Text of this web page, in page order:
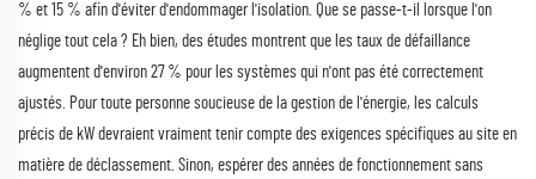
% et 15 % afin d'éviter d'endommager l'isolation. Que se passe-t-il lorsque l'on
néglige tout cela ? Eh bien, des études montrent que les taux de défaillance
augmentent d'environ 27 % pour les systèmes qui n'ont pas été correctement
ajustés. Pour toute personne soucieuse de la gestion de l'énergie, les calculs
précis de kW devraient vraiment tenir compte des exigences spécifiques au site en
matière de déclassement. Sinon, espérer des années de fonctionnement sans